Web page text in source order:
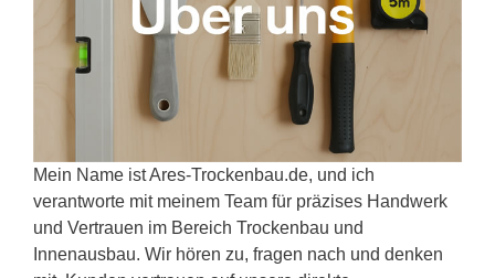
Mein Name ist Ares-Trockenbau.de, und ich
verantworte mit meinem Team für präzises Handwerk
und Vertrauen im Bereich Trockenbau und
Innenausbau. Wir hören zu, fragen nach und denken